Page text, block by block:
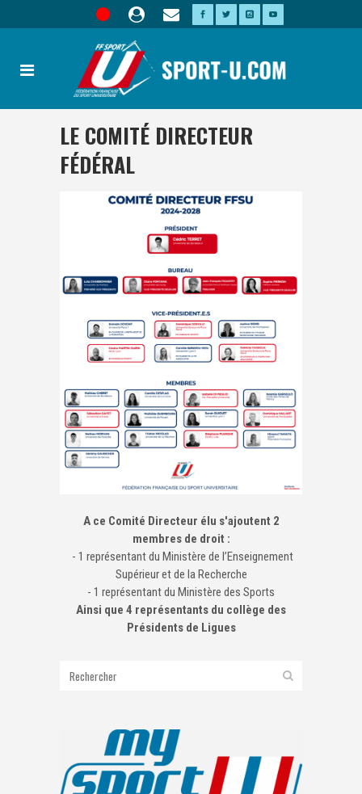
LE COMITÉ DIRECTEUR
FÉDÉRAL
A ce Comité Directeur élu s'ajoutent 2
membres de droit :
- 1 représentant du Ministère de l’Enseignement
Supérieur et de la Recherche
- 1 représentant du Ministère des Sports
Ainsi que 4 représentants du collège des
Présidents de Ligues